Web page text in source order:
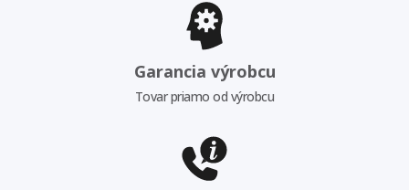
Garancia výrobcu
Tovar priamo od výrobcu